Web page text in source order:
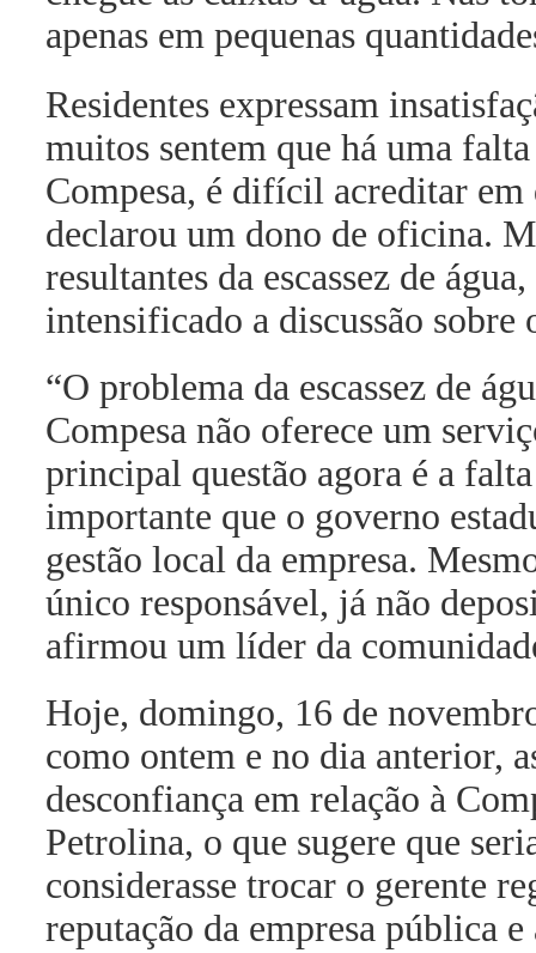
apenas em pequenas
Residentes expressam
muitos sentem que há uma
Compesa, é difícil acreditar
declarou um dono de oficina.
resultantes da escassez de
intensificado a discussão sobre
“O problema da escassez de
Compesa não oferece um
principal questão agora é a
importante que o governo
gestão local da empresa.
único responsável, já não
afirmou um líder da
Hoje, domingo, 16 de
como ontem e no dia anterior,
desconfiança em relação à
Petrolina, o que sugere que
considerasse trocar o gerente
reputação da empresa pública